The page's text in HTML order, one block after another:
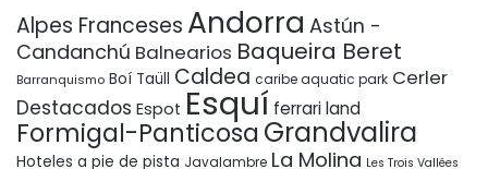
Alpes Franceses Andorra Astún -
Candanchú Balnearios Baqueira Beret
Barranquismo Boí Taüll Caldea caribe aquatic park Cerler
Destacados Espot Esquí ferrari land
Formigal-Panticosa Grandvalira
Hoteles a pie de pista Javalambre La Molina Les Trois Vallées